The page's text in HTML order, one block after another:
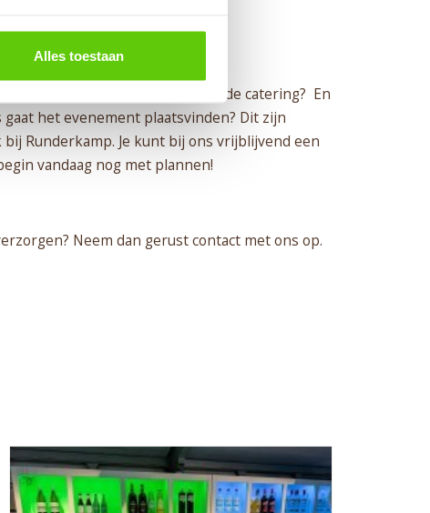
Alles toestaan
Voor hoeveel personen is de catering? En
het evenement plaatsvinden? Dit zijn
Runderkamp. Je kunt bij ons vrijblijvend een
vandaag nog met plannen!
Neem dan gerust contact met ons op.